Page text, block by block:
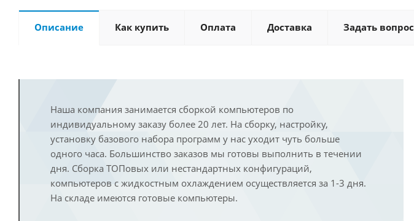
Описание Как купить Оплата Доставка Задать вопрос
Наша компания занимается сборкой компьютеров по
индивидуальному заказу более 20 лет. На сборку, настройку,
установку базового набора программ у нас уходит чуть больше
одного часа. Большинство заказов мы готовы выполнить в течении
дня. Сборка ТОПовых или нестандартных конфигураций,
компьютеров с жидкостным охлаждением осуществляется за 1-3 дня.
На складе имеются готовые компьютеры.